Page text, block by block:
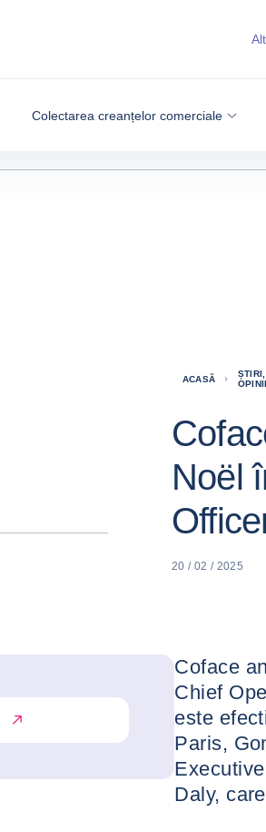
Colectarea creanțelor comerciale
ACASĂ
Noël
20 / 02 / 2025
Coface
Chief
este
Paris,
Daly,